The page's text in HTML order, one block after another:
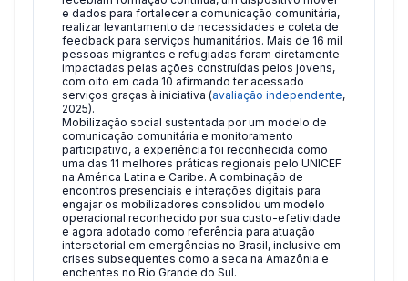
e dados para fortalecer a comunicação comunitária,
realizar levantamento de necessidades e coleta de
feedback para serviços humanitários. Mais de 16 mil
pessoas migrantes e refugiadas foram diretamente
impactadas pelas ações construídas pelos jovens,
com oito em cada 10 afirmando ter acessado
serviços graças à iniciativa (avaliação independente,
2025).
Mobilização social sustentada por um modelo de
comunicação comunitária e monitoramento
participativo, a experiência foi reconhecida como
uma das 11 melhores práticas regionais pelo UNICEF
na América Latina e Caribe. A combinação de
encontros presenciais e interações digitais para
engajar os mobilizadores consolidou um modelo
operacional reconhecido por sua custo-efetividade
e agora adotado como referência para atuação
intersetorial em emergências no Brasil, inclusive em
crises subsequentes como a seca na Amazônia e
enchentes no Rio Grande do Sul.